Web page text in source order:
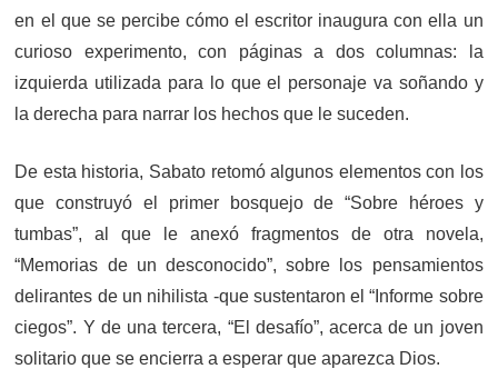
en el que se percibe cómo el escritor inaugura con ella un
curioso experimento, con páginas a dos columnas: la
izquierda utilizada para lo que el personaje va soñando y
la derecha para narrar los hechos que le suceden.
De esta historia, Sabato retomó algunos elementos con los
que construyó el primer bosquejo de “Sobre héroes y
tumbas”, al que le anexó fragmentos de otra novela,
“Memorias de un desconocido”, sobre los pensamientos
delirantes de un nihilista -que sustentaron el “Informe sobre
ciegos”. Y de una tercera, “El desafío”, acerca de un joven
solitario que se encierra a esperar que aparezca Dios.